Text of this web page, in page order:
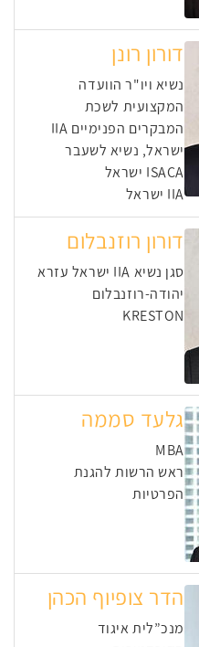
דורון רונן
נשיא ויו"ר הוועדה
המקצועית לשכת
המבקרים הפנימיים IIA
ישראל, נשיא לשעבר
ISACA ישראל
IIA ישראל
דורון רוזנבלום
סגן נשיא IIA ישראל עזרא
יהודה-רוזנבלום
KRESTON
גלעד סממה
MBA
ראש הרשות להגנת
הפרטיות
הדר צופיוף הכהן
מנכ”לית איגוד